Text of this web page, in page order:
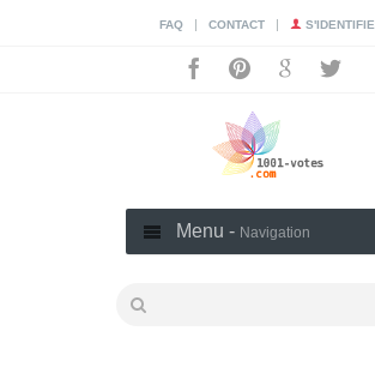
FAQ | CONTACT |
Menu - Navigation